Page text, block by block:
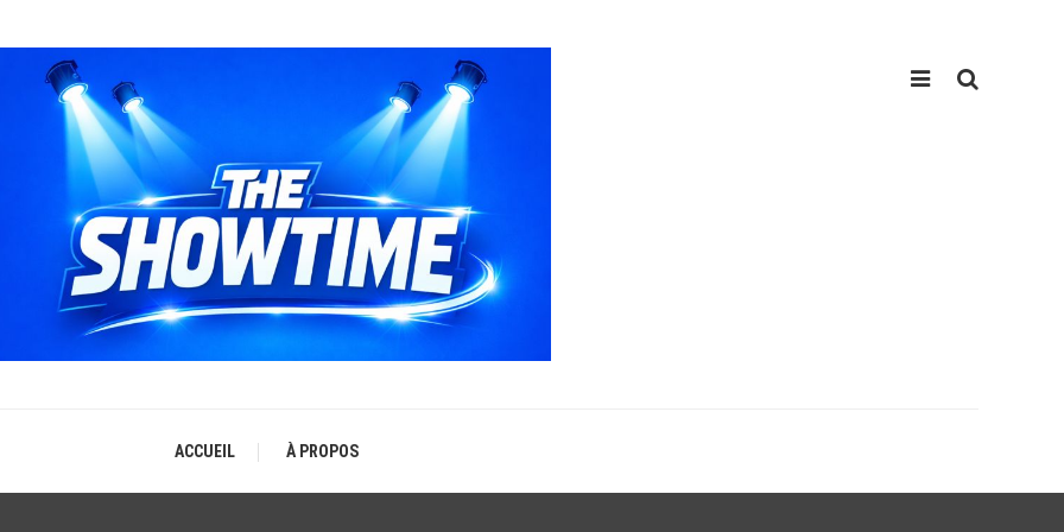
THE SHOWTIME
ACCUEIL À PROPOS